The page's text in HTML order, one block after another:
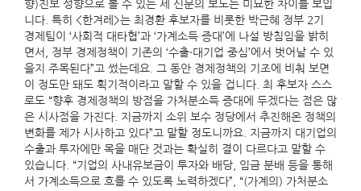
향)진보 성향으로 볼 수 있는 세 신문의 보도는 미묘한 차이를 보입
니다. 특히 <한겨레>는 최경환 후보자를 비롯한 박근혜 정부 2기
경제팀이 ‘사회적 대타협’과 ‘가계소득 증대’에 나설 방침임을 밝히
면서, 정부 경제정책이 기존의 ‘수출·대기업 중심’에서 벗어날 수 있
을지 주목된다”고 썼는데요. 그 동안 경제정책의 기조에 비춰 보면
이 정도만 돼도 획기적이라고 말할 수 있을 겁니다. 최 후보자 스스
로도 “향후 경제정책의 방점을 가처분소득 증대에 두겠다는 점은 많
은 시사점을 가진다. 지금까지 소위 보수 정당에서 추진해온 정책의
변화를 제가 시사하고 있다”고 말할 정도니까요. 지금까지 대기업의
수출과 투자에만 목을 매단 것과는 확실히 결이 다르다고 말할 수
있습니다. “기업의 사내유보금이 투자와 배당, 임금 분배 등을 통해
서 가계소득으로 흐를 수 있도록 노력하겠다”, “(가계의) 가처분소